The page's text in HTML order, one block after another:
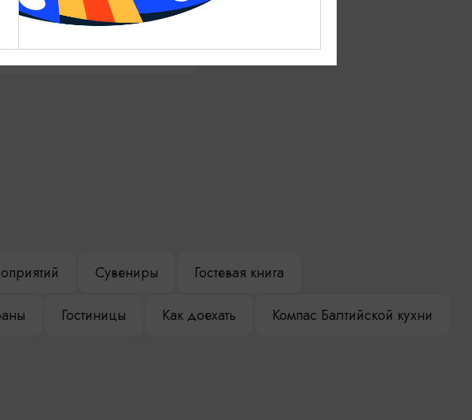
Сувениры Гостевая книга
Гостиницы Как доехать Компас Балтийской кухни